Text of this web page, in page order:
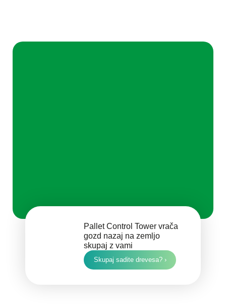
Pallet Control Tower vrača
gozd nazaj na zemljo
skupaj z vami
Skupaj sadite drevesa? ›